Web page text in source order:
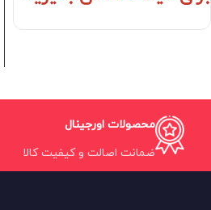
محصولات اورجینال
ضمانت اصالت و کیفیت کالا